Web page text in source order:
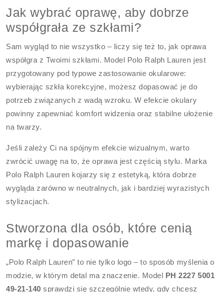
Jak wybrać oprawę, aby dobrze
współgrała ze szkłami?
Sam wygląd to nie wszystko – liczy się też to, jak oprawa
współgra z Twoimi szkłami. Model Polo Ralph Lauren jest
przygotowany pod typowe zastosowanie okularowe:
wybierając szkła korekcyjne, możesz dopasować je do
potrzeb związanych z wadą wzroku. W efekcie okulary
powinny zapewniać komfort widzenia oraz stabilne ułożenie
na twarzy.
Jeśli zależy Ci na spójnym efekcie wizualnym, warto
zwrócić uwagę na to, że oprawa jest częścią stylu. Marka
Polo Ralph Lauren kojarzy się z estetyką, która dobrze
wygląda zarówno w neutralnych, jak i bardziej wyrazistych
stylizacjach.
Stworzona dla osób, które cenią
markę i dopasowanie
„Polo Ralph Lauren” to nie tylko logo – to sposób myślenia o
modzie, w którym detal ma znaczenie. Model PH 2227 5001
49-21-140 sprawdzi się szczególnie wtedy, gdy chcesz